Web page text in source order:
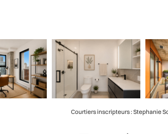
Courtiers inscripteurs : Stephanie